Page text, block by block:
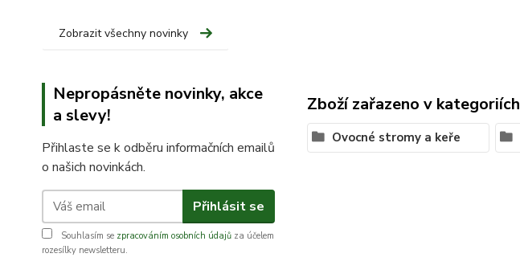
Zobrazit všechny novinky
Nepropásněte novinky, akce
a slevy!
Přihlaste se k odběru informačních emailů
o našich novinkách.
Přihlásit se
Souhlasím se zpracováním osobních údajů za účelem
rozesílky newsletteru.
Zboží zařazeno v kategoriích
Ovocné stromy a keře